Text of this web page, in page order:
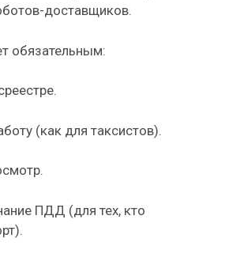
доставщиков.
обязательным:
(как для таксистов).
ПДД (для тех, кто